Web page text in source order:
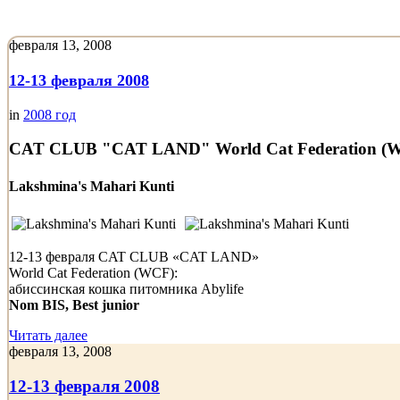
февраля 13, 2008
12-13 февраля 2008
in 2008 год
CAT CLUB "CAT LAND" World Cat Federation
Lakshmina's Mahari Kunti
12-13 февраля CAT CLUB «CAT LAND»
World Cat Federation (WCF):
абиссинская кошка питомника Abylife
Nom BIS, Best junior
Читать далее
февраля 13, 2008
12-13 февраля 2008